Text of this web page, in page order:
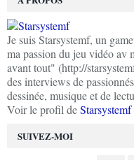
SUIVEZ-MOI
Je suis Starsystemf, un
ma passion du jeu vidéo
avant tout" (http://
des interviews de
dessinée, musique et de
Voir le profil deStarsystemf